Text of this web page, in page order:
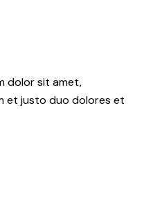
dolor sit amet,
et justo duo dolores et